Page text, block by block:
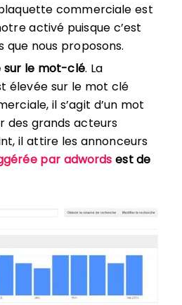
commerciale est
activé puisque c’est
que nous proposons.
sur le mot-clé. La
élevée sur le mot clé
il s’agit d’un mot
des grands acteurs
il attire les annonceurs
par adwords est de